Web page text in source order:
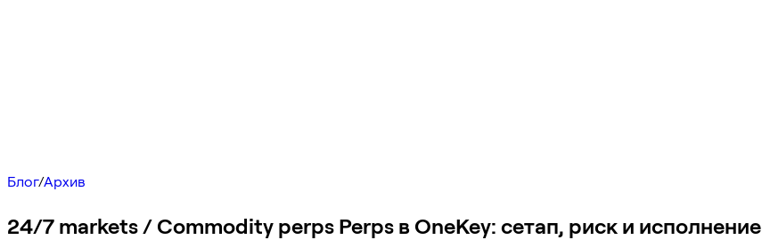
Блог/Архив
24/7 markets / Commodity perps Perps в OneKey: сетап, риск и исполнение